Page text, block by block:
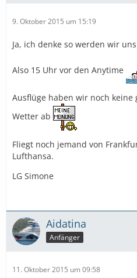
9. Oktober 2015 um 15:19
Ja, ich denke so werden wir
Also 15 Uhr vor den Anytime
Ausflüge haben wir noch
Wetter ab
Fliegt noch jemand von
Lufthansa.
LG Simone
Aidatina
Anfänger
11. Oktober 2015 um 09:58